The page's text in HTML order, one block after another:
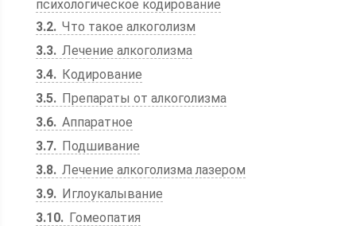
психологическое кодирование
3.2 Что такое алкоголизм
3.3 Лечение алкоголизма
3.4
Кодирование
3.5
Препараты от алкоголизма
3.6 Аппаратное­
3.7
Подшивание
3.8 Лечение алкоголизма лазером
3.9
Иглоукалывание
3.10
Гомеопатия